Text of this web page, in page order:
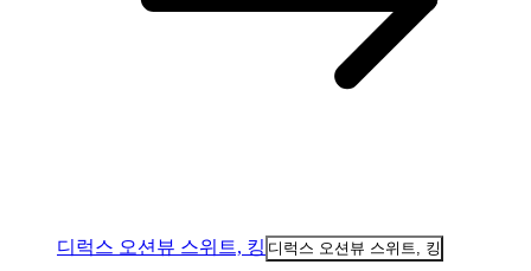
디럭스 오션뷰 스위트, 킹 디럭스 오션뷰 스위트, 킹